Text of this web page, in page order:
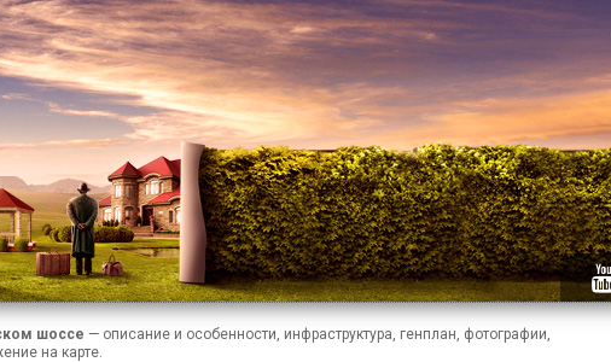
шоссе — описание и особенности, инфраструктура, генплан, фотографии,
на карте.